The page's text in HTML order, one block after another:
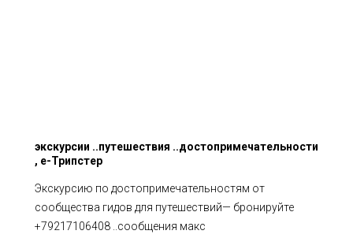
экскурсии ..путешествия ..достопримечательности
, е-Трипстер
Экскурсию по достопримечательностям от
сообщества гидов для путешествий— бронируйте
+79217106408 ..сообщения макс